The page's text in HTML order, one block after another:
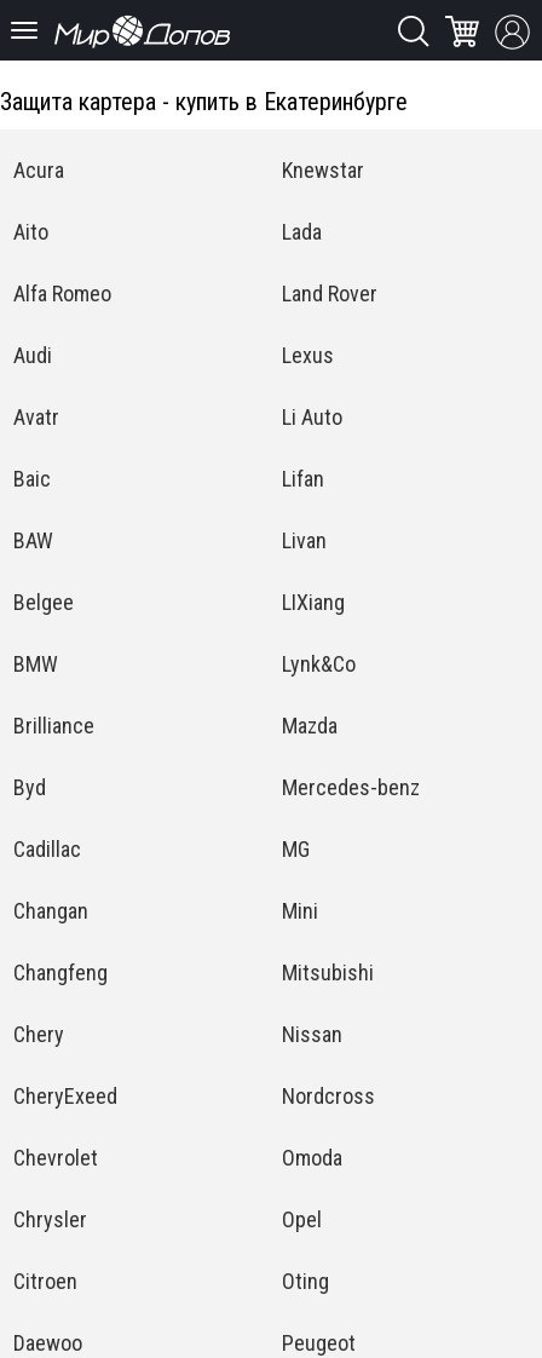
Защита картера - купить в Екатеринбурге
Acura
Aito
Alfa Romeo
Audi
Avatr
Baic
BAW
Belgee
BMW
Brilliance
Byd
Cadillac
Changan
Changfeng
Chery
CheryExeed
Chevrolet
Chrysler
Citroen
Daewoo
Knewstar
Lada
Land Rover
Lexus
Li Auto
Lifan
Livan
LIXiang
Lynk&Co
Mazda
Mercedes-benz
MG
Mini
Mitsubishi
Nissan
Nordcross
Omoda
Opel
Oting
Peugeot